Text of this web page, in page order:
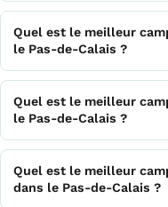
Quel est le meilleur
le Pas-de-Calais ?
Quel est le meilleur
le Pas-de-Calais ?
Quel est le meilleur
dans le Pas-de-Calais ?